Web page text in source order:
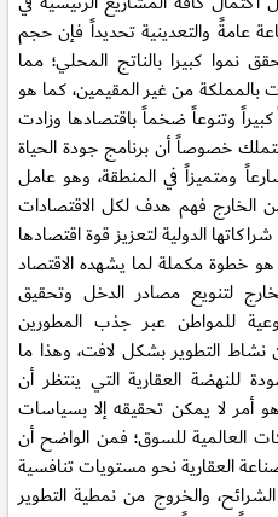
عامةً والتعدينية تحديداً فإن حجم
نموا كبيرا بالناتج المحلي؛ مما
بالمملكة من غير المقيمين، كما هو
وتنوعاً ضخماً باقتصادها وزادت
خصوصاً أن برنامج جودة الحياة
ومتميزاً في المنطقة، وهو عامل
الخارج فهم هدف لكل الاقتصادات
خطوة مكملة لما يشهده الاقتصاد
لتنويع مصادر الدخل وتحقيق
للمواطن عبر جذب المطورين
نشاط التطوير بشكل لافت، وهذا ما
للنهضة العقارية التي ينتظر أن
أمر لا يمكن تحقيقه إلا بسياسات
العالمية للسوق؛ فمن الواضح أن
العقارية نحو مستويات تنافسية
والخروج من نمطية التطوير